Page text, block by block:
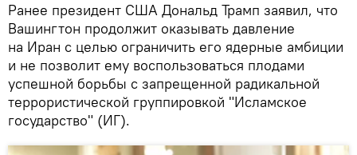
Ранее президент США Дональд Трамп заявил, что
Вашингтон продолжит оказывать давление
на Иран с целью ограничить его ядерные амбиции
и не позволит ему воспользоваться плодами
успешной борьбы с запрещенной радикальной
террористической группировкой "Исламское
государство" (ИГ).